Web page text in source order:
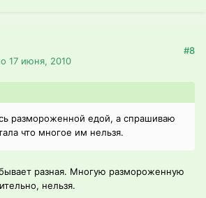
17 июня, 2010
#8
размороженной едой, а спрашиваю
что многое им нельзя.
разная. Многую размороженную
нельзя.